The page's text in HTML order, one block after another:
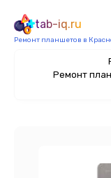
tab-iq.ru
Ремонт планшетов в
Ремонт